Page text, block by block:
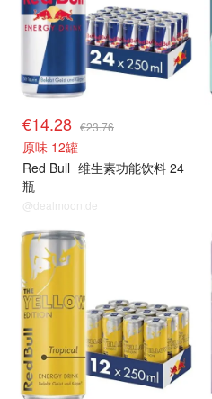
€14.28 €23.76
原味 12罐
Red Bull 维生素功能饮料 24
瓶
@dealmoon.de